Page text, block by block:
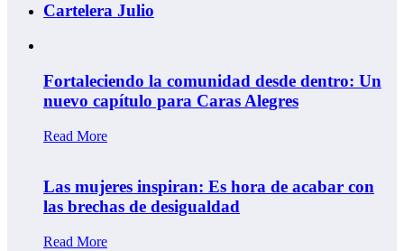
Cartelera Julio
Fortaleciendo la comunidad desde dentro: Un
nuevo capítulo para Caras Alegres
Read More
Las mujeres inspiran: Es hora de acabar con
las brechas de desigualdad
Read More